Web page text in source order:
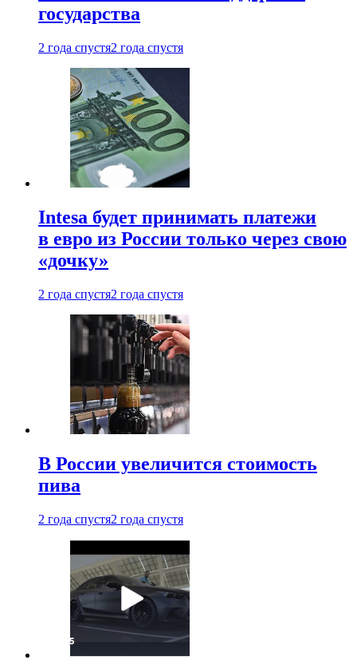
государства
2 года спустя2 года спустя
Intesa будет принимать платежи
в евро из России только через свою
«дочку»
2 года спустя2 года спустя
В России увеличится стоимость
пива
2 года спустя2 года спустя